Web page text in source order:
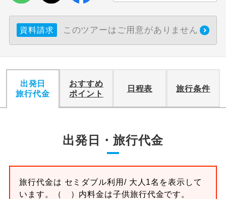
資料請求 このツアーはご用意がありません
出発日
旅行代金
おすすめ
ポイント
日程表 旅行条件
出発日・旅行代金
旅行代金は セミダブル利用/ 大人1名を表示して
います。
（ ）内料金は子供旅行代金です。